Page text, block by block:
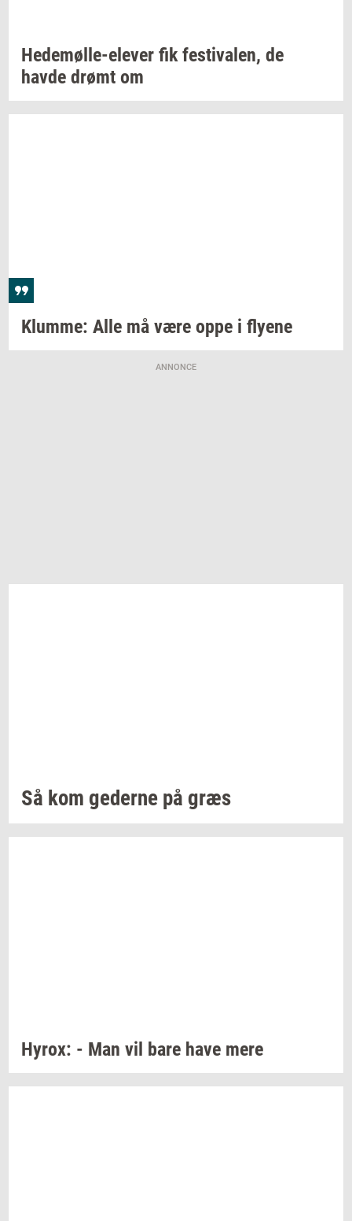
Hedemølle-​elever fikfesti­va­len, de
havde drømt om
Klum­me: Alle må være oppe i fly­e­ne
ANNONCE
Så kom ge­der­ne på græs
Hyrox: - Man vil bare have mere